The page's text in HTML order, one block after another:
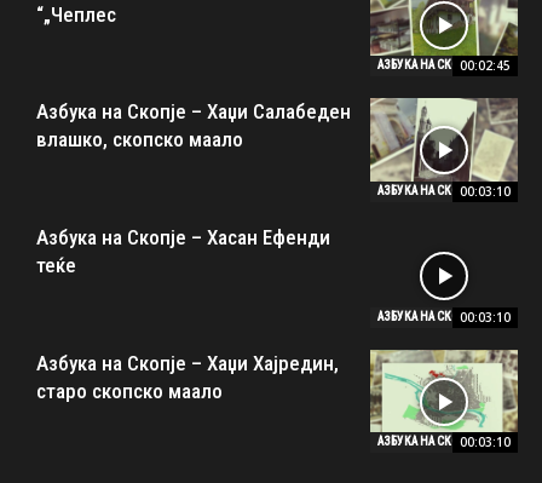
АЗБУКА НА СКОПЈЕ00:02:45
„Чеплес“
АЗБУКА НА СКОПЈЕ00:03:10
Азбука на Скопје – Хаџи Салабеден
влашко, скопско маало
АЗБУКА НА СКОПЈЕ00:03:10
Азбука на Скопје – Хасан Ефенди
теќе
АЗБУКА НА СКОПЈЕ00:03:10
Азбука на Скопје – Хаџи Хајредин,
старо скопско маало